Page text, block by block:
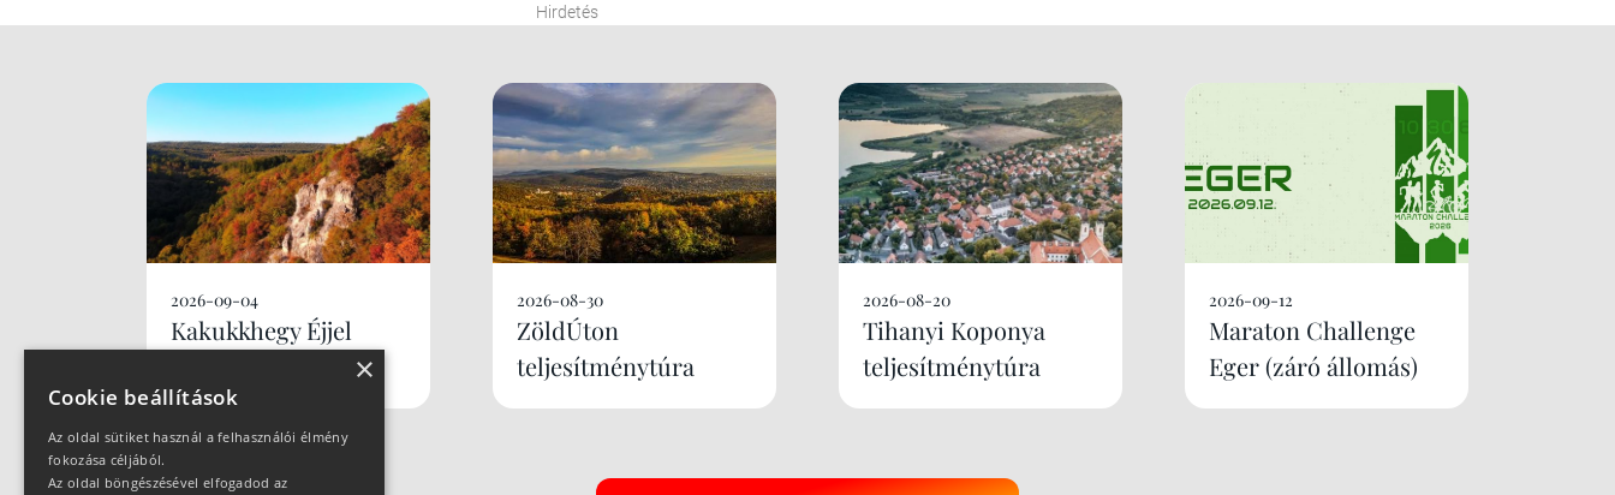
Hirdetés
2026-09-04
Kakukkhegy Éjjel
2026-08-30
ZöldÚton
teljesítménytúra
2026-08-20
Tihanyi Koponya
teljesítménytúra
2026-09-12
Maraton Challenge
Eger (záró állomás)
×
Cookie beállítások
Az oldal sütiket használ a felhasználói élmény
fokozása céljából.
Az oldal böngészésével elfogadod az